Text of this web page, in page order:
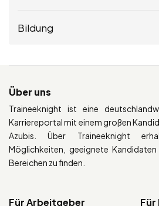
Bildung
Über uns
Traineeknight ist eine
Karriereportal mit einem großen
Azubis. Über Traineeknight
Möglichkeiten, geeignete
Bereichen zu finden.
Für Arbeitgeber Für